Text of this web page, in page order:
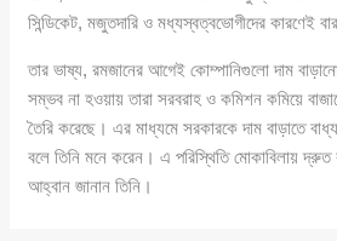
সিন্ডিকেট, মজুতদারি ও মধ্যস্বত্বভোগীদের কারণেই
তার ভাষ্য, রমজানের আগেই কোম্পানিগুলো দাম
সম্ভব না হওয়ায় তারা সরবরাহ ও কমিশন কমিয়ে
তৈরি করেছে। এর মাধ্যমে সরকারকে দাম বাড়াতে
বলে তিনি মনে করেন। এ পরিস্থিতি মোকাবিলায় দ্রুত
আহ্বান জানান তিনি।